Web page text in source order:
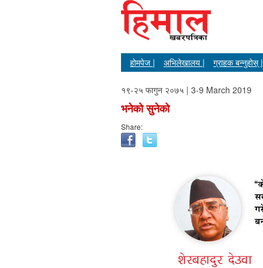
होमपेज | अभिलेखालय | ग्राहक बन्नुहोस् |
१९-२५ फागुन २०७५ | 3-9 March 2019
भनेको सुनेको
Share: